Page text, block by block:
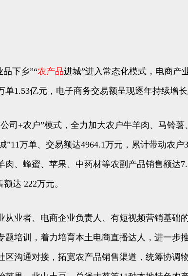
下乡”“农产品进城”进入常态化模式，电商产
1.53亿元，电子商务交易额呈现逐年持续增长
+农户”模式，全力加大农户牛羊肉、马铃薯
万单、交易额达4964.1万元，累计带动农户
、蜂蜜、苹果、中药材等农副产品销售额达
达 222万元。
者、电商企业负责人、有短视频营销基础
培训，着力培育本土电商直播达人，进一步
沟通对接，拓宽农产品销售渠道，统筹协调